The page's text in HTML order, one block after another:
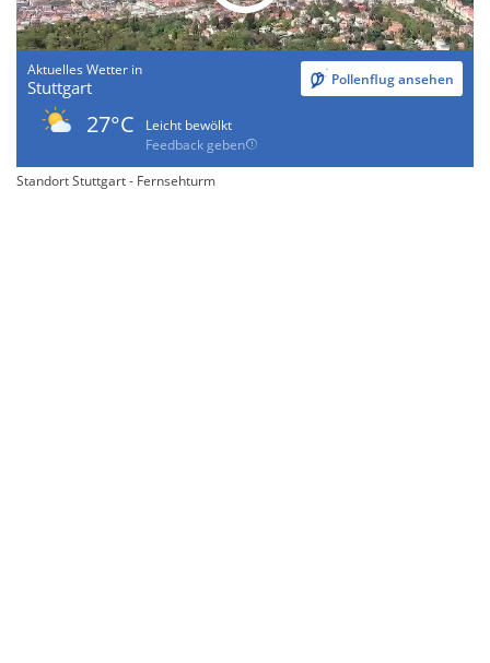
Aktuelles Wetter in
Stuttgart Pollenflug ansehen
27°C
Leicht bewölkt
Feedback geben
Standort Stuttgart - Fernsehturm